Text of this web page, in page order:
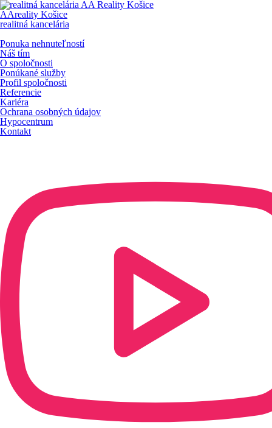
AAreality Košice
realitná kancelária
Ponuka nehnuteľností
Náš tím
O spoločnosti
Ponúkané služby
Profil spoločnosti
Referencie
Kariéra
Ochrana osobných údajov
Hypocentrum
Kontakt